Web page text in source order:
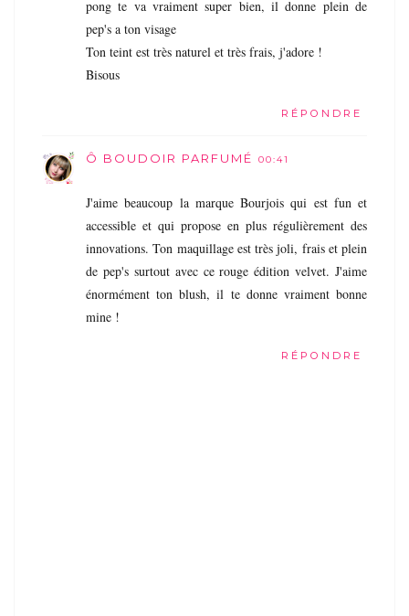
pong te va vraiment super bien, il donne plein de
pep's a ton visage
Ton teint est très naturel et très frais, j'adore !
Bisous
RÉPONDRE
Ô BOUDOIR PARFUMÉ 00:41
J'aime beaucoup la marque Bourjois qui est fun et
accessible et qui propose en plus régulièrement des
innovations. Ton maquillage est très joli, frais et plein
de pep's surtout avec ce rouge édition velvet. J'aime
énormément ton blush, il te donne vraiment bonne
mine !
RÉPONDRE